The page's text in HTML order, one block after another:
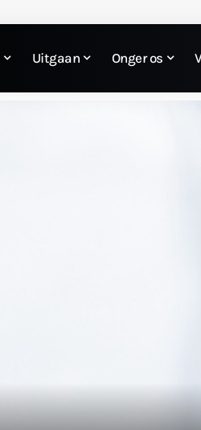
Uitgaan Onger os